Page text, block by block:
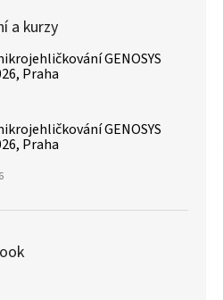
a kurzy
GENOSYS
Praha
GENOSYS
Praha